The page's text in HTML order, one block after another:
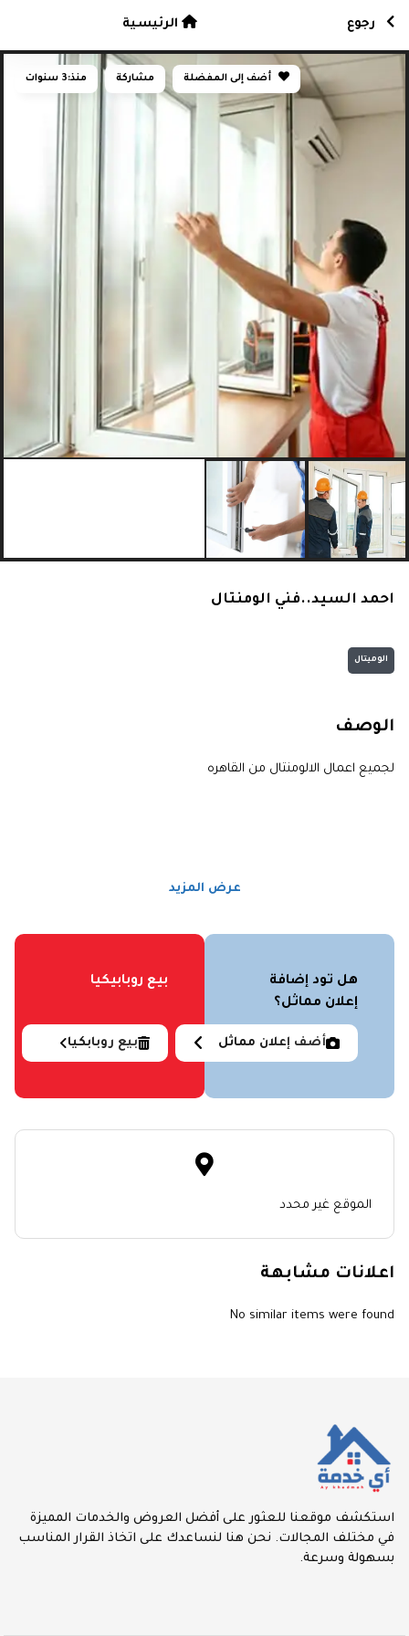
أضف إلى المفضلة مشاركة منذ:3 سنوات
احمد السيد..فني الومنتال
الوميتال
الوصف
لجميع اعمال الالومنتال من القاهره
عرض المزيد
هل تود إضافة
إعلان مماثل؟
أضف إعلان مماثل
بيع روبابيكيا
بيع روبابكيا
الموقع غير محدد
رجوع الرئيسية
اعلانات مشابهة
No similar items were found
استكشف موقعنا للعثور على أفضل العروض والخدمات المميزة
في مختلف المجالات. نحن هنا لنساعدك على اتخاذ القرار المناسب
بسهولة وسرعة.